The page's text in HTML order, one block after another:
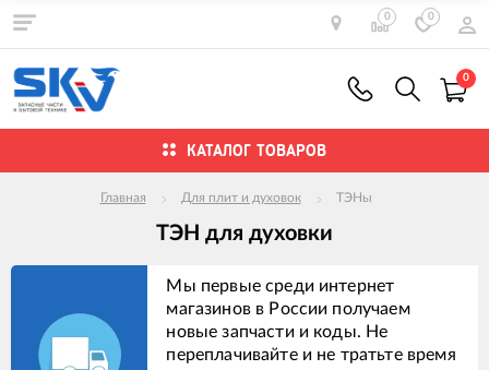
0 0
0
КАТАЛОГ ТОВАРОВ
Главная Для плит и духовок ТЭНы
ТЭН для духовки
Мы первые среди интернет
магазинов в России получаем
новые запчасти и коды. Не
переплачивайте и не тратьте время